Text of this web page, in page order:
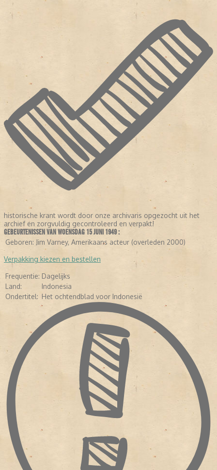
historische krant wordt door onze archivaris opgezocht uit het
archief en zorgvuldig gecontroleerd en verpakt!
GEBEURTENISSEN VAN WOENSDAG 15 JUNI 1949 :
Geboren: Jim Varney, Amerikaans acteur (overleden 2000)
LEES VERDER
Verpakking kiezen en bestellen
Frequentie: Dagelijks
Land:
Indonesia
Ondertitel: Het ochtendblad voor Indonesië